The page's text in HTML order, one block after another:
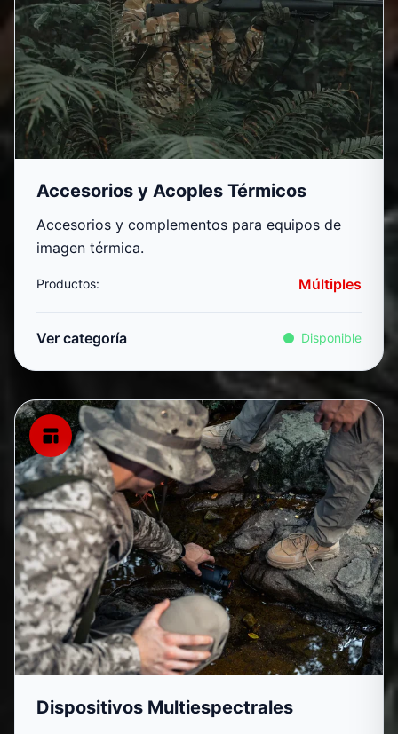
Accesorios y Acoples Térmicos
Accesorios y complementos para equipos de
imagen térmica.
Productos: Múltiples
Ver categoría Disponible
Dispositivos Multiespectrales
Dispositivos Multiespectrales